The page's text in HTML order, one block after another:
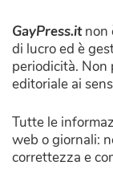
GayPress.itnon
di lucro ed è
periodicità.
editoriale ai
Tutte le
web o giornali:
correttezza e